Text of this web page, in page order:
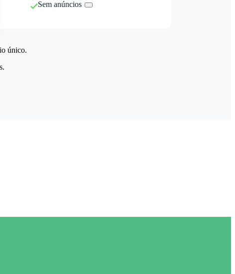
Sem anúncios
único.